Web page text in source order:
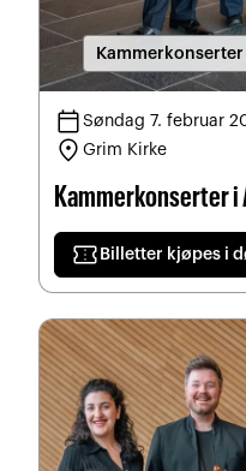
Kammerkonserter
calendar_todaySøndag 7. februar
location_onGrim Kirke
Kammerkonserter i
confirmation_number Billetter kjøpes i